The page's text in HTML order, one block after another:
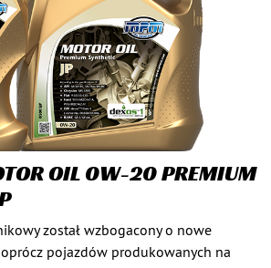
OIL 0W-20 PREMIUM
został wzbogacony o nowe
pojazdów produkowanych na